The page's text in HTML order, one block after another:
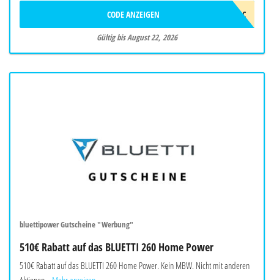
2026DEYEAWINAC
CODE ANZEIGEN
Gültig bis August 22, 2026
bluettipower Gutscheine "Werbung"
510€ Rabatt auf das BLUETTI 260 Home Power
510€ Rabatt auf das BLUETTI 260 Home Power. Kein MBW. Nicht mit anderen